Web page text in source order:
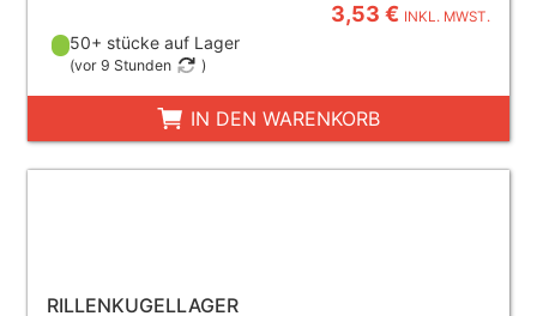
3,53 € INKL. MWST.
50+ stücke auf Lager
(vor 9 Stunden )
IN DEN WARENKORB
RILLENKUGELLAGER